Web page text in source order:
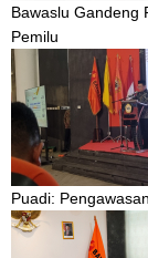
Bawaslu Gandeng
Pemilu
Puadi: